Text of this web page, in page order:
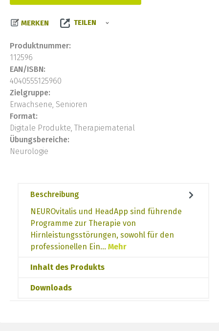
MERKEN TEILEN
Produktnummer:
112596
EAN/ISBN:
4040555125960
Zielgruppe:
Erwachsene, Senioren
Format:
Digitale Produkte, Therapiematerial
Übungsbereiche:
Neurologie
Beschreibung
NEUROvitalis und HeadApp sind führende
Programme zur Therapie von
Hirnleistungsstörungen, sowohl für den
professionellen Ein… Mehr
Inhalt des Produkts
Downloads